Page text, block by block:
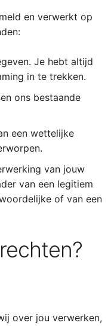
en verwerkt op
Je hebt altijd
in te trekken.
ons bestaande
een wettelijke
van jouw
van een legitiem
of van een
over jou verwerken,